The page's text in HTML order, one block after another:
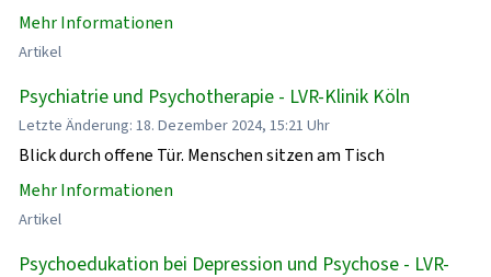
Mehr Informationen
Artikel
Psychiatrie und Psychotherapie - LVR-Klinik Köln
Letzte Änderung: 18. Dezember 2024, 15:21 Uhr
Blick durch offene Tür. Menschen sitzen am Tisch
Mehr Informationen
Artikel
Psychoedukation bei Depression und Psychose - LVR-